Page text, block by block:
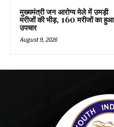
मुख्यमंत्री जन आरोग्य मेले में उमड़ी
मरीजों की भीड़, 160 मरीजों का हुआ
उपचार
August 9, 2026